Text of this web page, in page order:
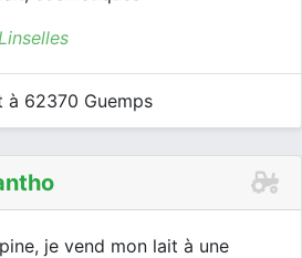
à 62370 Guemps
je vend mon lait à une